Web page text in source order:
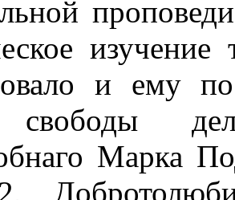
и ему
Марка